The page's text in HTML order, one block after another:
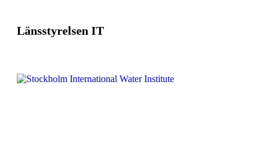
Länsstyrelsen IT